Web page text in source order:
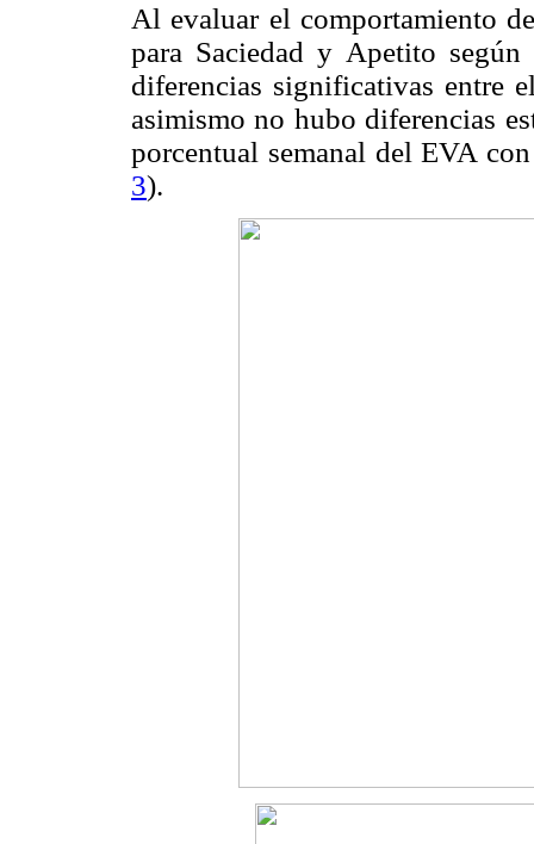
Al evaluar el comportamiento
para Saciedad y Apetito
diferencias significativas entre
asimismo no hubo diferencias
porcentual semanal del EVA
3).